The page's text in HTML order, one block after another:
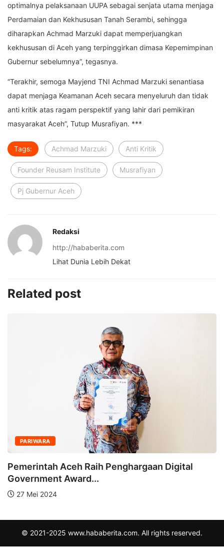
optimalnya pelaksanaan UUPA sebagai senjata utama menjaga
Perdamaian dan Kekhususan Tanah Serambi, sehingga
diharapkan Achmad Marzuki dapat memperjuangkan
kekhususan di Aceh yang terpinggirkan dimasa Kepemimpinan
Gubernur sebelumnya”, tegasnya.
“Terakhir, semoga Mayjend TNI Achmad Marzuki senantiasa
dapat menjaga Keamanan Aceh secara menyeluruh dan tidak
anti kritik atas ragam perspektif yang lahir dari pemikiran
masyarakat Aceh”, Tutup Musrafiyan. ***
Tags: Achmad Marzuki Anti Kritik
Founder Reusam Institute Musrafiyan
Pj Gubernur Aceh
Redaksi
http://hababerita.com
Lihat Dunia Lebih Dekat
Related post
PARIWARA
Pemerintah Aceh Raih Penghargaan Digital
Government Award...
27 Mei 2024
© 2021-2025 www.hababerita.com. All rights reserved.